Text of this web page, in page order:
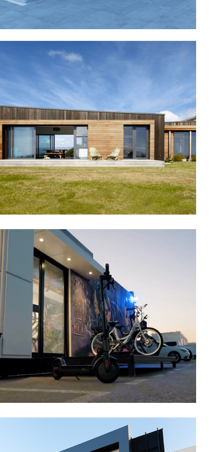
Sur mesure
Découvrir →
Showroom
Découvrir →